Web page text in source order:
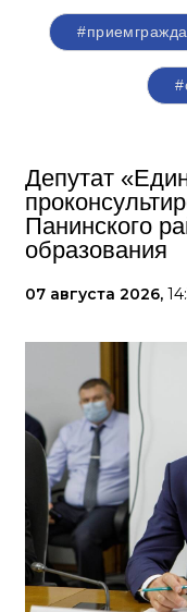
Депутат
Панинского
образования
07 августа 2026,